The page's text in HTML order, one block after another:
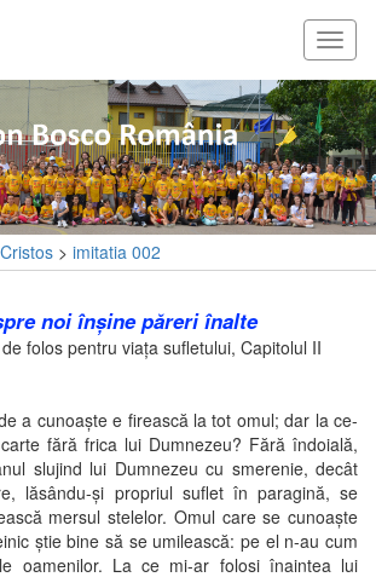
> imitatia 002
noi înşine păreri înalte
folos pentru viaţa sufletului, Capitolul II
e firească la tot omul; dar la ce-
fără frica lui Dumnezeu? Fără îndoială,
slujind lui Dumnezeu cu smerenie, decât
lăsându-şi propriul suflet în paragină, se
mersul stelelor. Omul care se cunoaşte
ştie bine să se umilească: pe el n-au cum
oamenilor. La ce mi-ar folosi înaintea lui